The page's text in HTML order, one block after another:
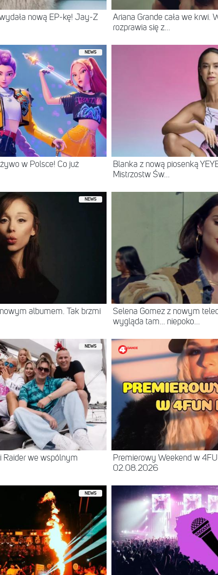
nową EP-kę! Jay-Z
Ariana Grande cała we krwi.
rozprawia się z...
NEWS
w Polsce! Co już
Blanka z nową piosenką
Mistrzostw Św...
NEWS
albumem. Tak brzmi
Selena Gomez z nowym
wygląda tam… niepoko...
NEWS
Raider we wspólnym
Premierowy Weekend w
02.08.2026
NEWS